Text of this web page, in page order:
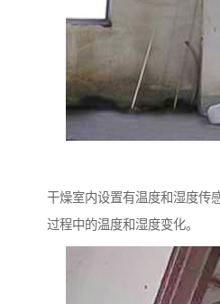
干燥室内设置有温度和湿度传
过程中的温度和湿度变化。